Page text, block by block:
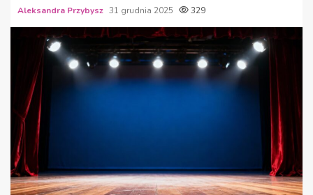
Aleksandra Przybysz 31 grudnia 2025 329